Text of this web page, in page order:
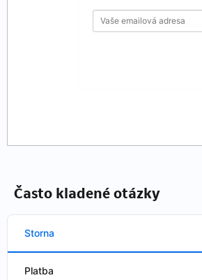
Často kladené otázky
Storna
Platba